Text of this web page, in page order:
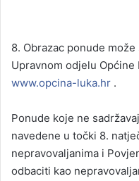
8. Obrazac ponude
Upravnom odjelu
www.opcina-luka.hr .
Ponude koje ne
navedene u točki 8.
nepravovaljanima i
odbaciti kao